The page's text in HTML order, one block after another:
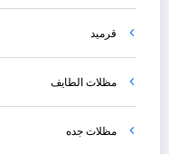
قرميد
مظلات الطايف
مظلات جده